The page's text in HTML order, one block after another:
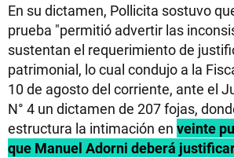
En su dictamen, Pollicita sostuvo
prueba "permitió advertir las
sustentan el requerimiento de
patrimonial, lo cual condujo a la
10 de agosto del corriente, ante el
N° 4 un dictamen de 207 fojas,
estructura la intimación en veinte
que Manuel Adorni deberá